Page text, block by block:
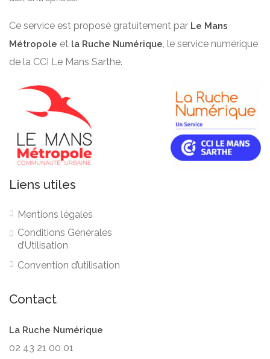
Ce service est proposé gratuitement par Le Mans
Métropole et la Ruche Numérique, le service numérique
de la CCI Le Mans Sarthe.
Liens utiles
Mentions légales
Conditions Générales
d’Utilisation
Convention d’utilisation
Contact
La Ruche Numérique
02 43 21 00 01